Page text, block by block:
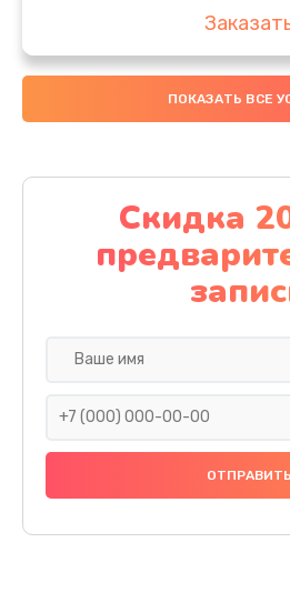
Замена
900 руб.
Замена
1500 руб.
Замена
890 руб.
ПОКАЗАТЬ ВСЕ
Скидка